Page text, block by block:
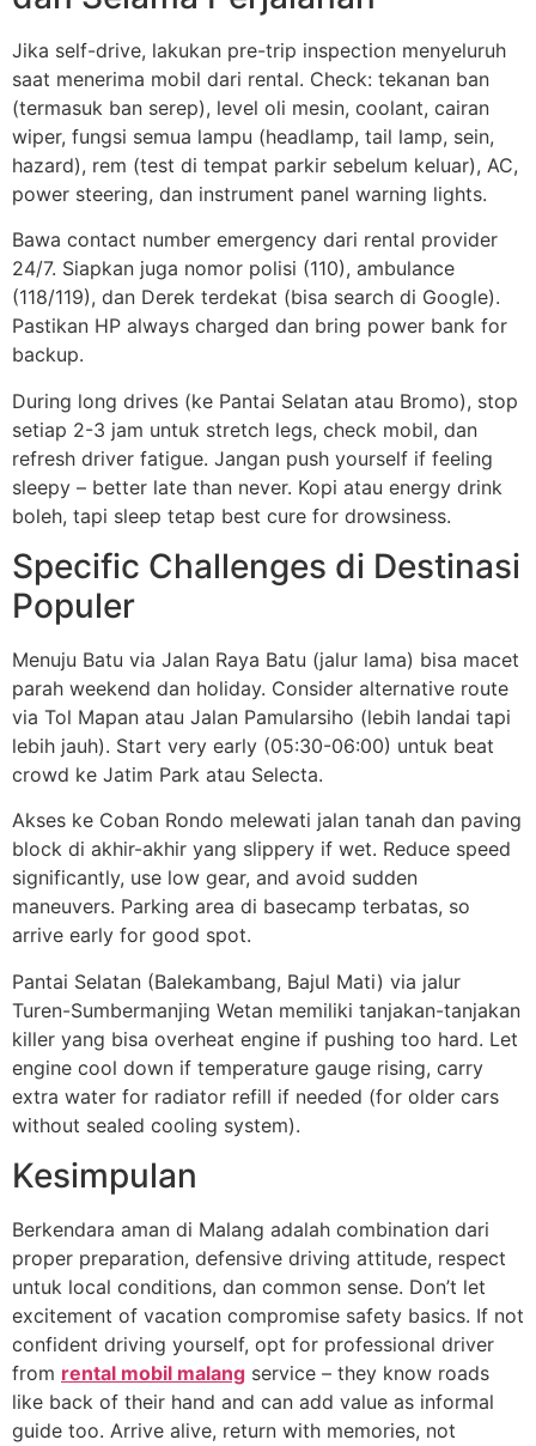
Jika self-drive, lakukan pre-trip inspection menyeluruh
saat menerima mobil dari rental. Check: tekanan ban
(termasuk ban serep), level oli mesin, coolant, cairan
wiper, fungsi semua lampu (headlamp, tail lamp, sein,
hazard), rem (test di tempat parkir sebelum keluar), AC,
power steering, dan instrument panel warning lights.
Bawa contact number emergency dari rental provider
24/7. Siapkan juga nomor polisi (110), ambulance
(118/119), dan Derek terdekat (bisa search di Google).
Pastikan HP always charged dan bring power bank for
backup.
During long drives (ke Pantai Selatan atau Bromo), stop
setiap 2-3 jam untuk stretch legs, check mobil, dan
refresh driver fatigue. Jangan push yourself if feeling
sleepy – better late than never. Kopi atau energy drink
boleh, tapi sleep tetap best cure for drowsiness.
Specific Challenges di Destinasi
Populer
Menuju Batu via Jalan Raya Batu (jalur lama) bisa macet
parah weekend dan holiday. Consider alternative route
via Tol Mapan atau Jalan Pamularsiho (lebih landai tapi
lebih jauh). Start very early (05:30-06:00) untuk beat
crowd ke Jatim Park atau Selecta.
Akses ke Coban Rondo melewati jalan tanah dan paving
block di akhir-akhir yang slippery if wet. Reduce speed
significantly, use low gear, and avoid sudden
maneuvers. Parking area di basecamp terbatas, so
arrive early for good spot.
Pantai Selatan (Balekambang, Bajul Mati) via jalur
Turen-Sumbermanjing Wetan memiliki tanjakan-tanjakan
killer yang bisa overheat engine if pushing too hard. Let
engine cool down if temperature gauge rising, carry
extra water for radiator refill if needed (for older cars
without sealed cooling system).
Kesimpulan
Berkendara aman di Malang adalah combination dari
proper preparation, defensive driving attitude, respect
untuk local conditions, dan common sense. Don’t let
excitement of vacation compromise safety basics. If not
confident driving yourself, opt for professional driver
from rental mobil malang service – they know roads
like back of their hand and can add value as informal
guide too. Arrive alive, return with memories, not